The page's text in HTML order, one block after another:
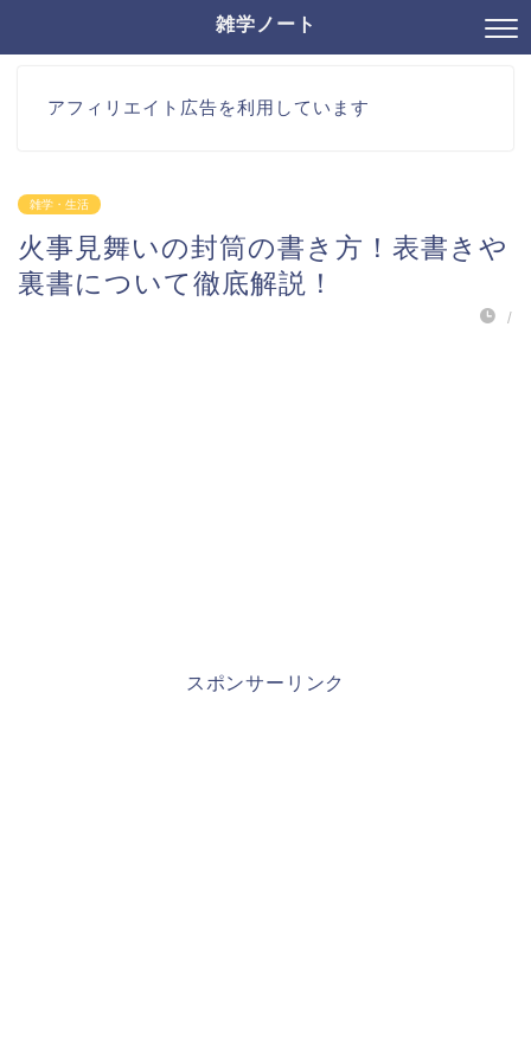
雑学ノート
アフィリエイト広告を利用しています
雑学・生活
火事見舞いの封筒の書き方！表書きや
裏書について徹底解説！
/
スポンサーリンク